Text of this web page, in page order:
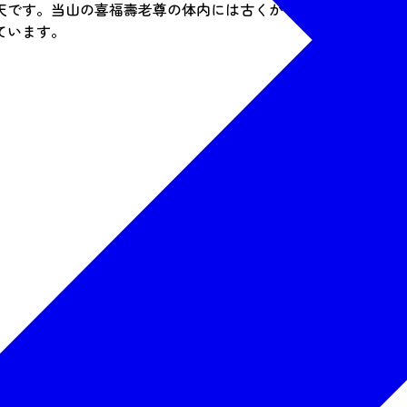
す。当山の喜福壽老尊の体内には古くから当山で尊崇され
ます。